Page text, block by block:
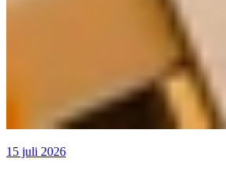
15 juli 2026